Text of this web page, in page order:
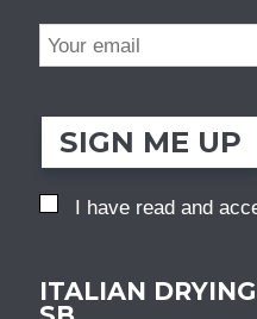
SIGN ME UP
I have read and
ITALIAN